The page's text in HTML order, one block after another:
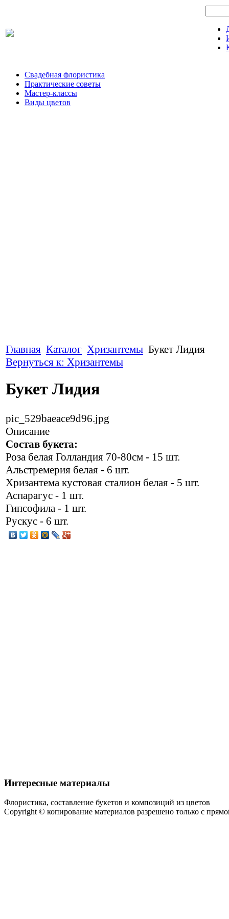
Свадебная флористика
Практические советы
Мастер-классы
Виды цветов
Главная Каталог Хризантемы Букет Лидия
Вернуться к: Хризантемы
Букет Лидия
pic_529baeace9d96.jpg
Описание
Состав букета:
Роза белая Голландия 70-80см - 15 шт.
Альстремерия белая - 6 шт.
Хризантема кустовая сталион белая - 5 шт.
Аспарагус - 1 шт.
Гипсофила - 1 шт.
Рускус - 6 шт.
Интересные материалы
Флористика, составление букетов и композиций из цветов
Copyright © копирование материалов разрешено только с